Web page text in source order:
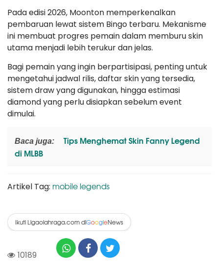
Pada edisi 2026, Moonton memperkenalkan
pembaruan lewat sistem Bingo terbaru. Mekanisme
ini membuat progres pemain dalam memburu skin
utama menjadi lebih terukur dan jelas.
Bagi pemain yang ingin berpartisipasi, penting untuk
mengetahui jadwal rilis, daftar skin yang tersedia,
sistem draw yang digunakan, hingga estimasi
diamond yang perlu disiapkan sebelum event
dimulai.
Baca juga:
Tips Menghemat Skin Fanny Legend
di MLBB
Artikel Tag: mobile legends
Ikuti Ligaolahraga.com diGoogleNews
10189